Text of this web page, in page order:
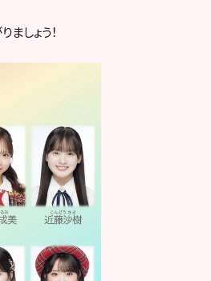
しょう！